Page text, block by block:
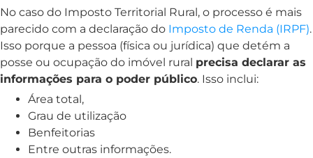
No caso do Imposto Territorial Rural, o processo é mais
parecido com a declaração do Imposto de Renda (IRPF).
Isso porque a pessoa (física ou jurídica) que detém a
posse ou ocupação do imóvel rural precisa declarar as
informações para o poder público. Isso inclui:
Área total,
Grau de utilização
Benfeitorias
Entre outras informações.